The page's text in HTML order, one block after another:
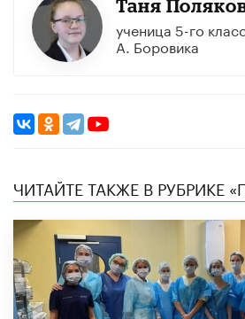
Таня
ученица 5-го
А. Боровика
ЧИТАЙТЕ ТАКЖЕ В РУБРИКЕ